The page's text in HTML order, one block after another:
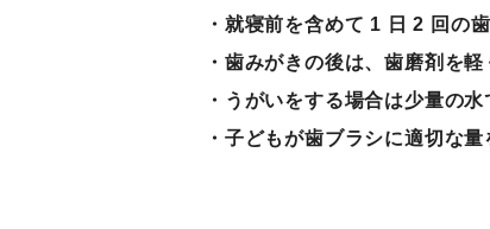
・就寝前を含めて 1 日 2 回の
・歯みがきの後は、歯磨剤を
・うがいをする場合は少量の水
・子どもが歯ブラシに適切な